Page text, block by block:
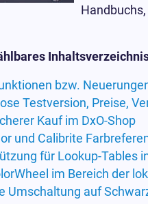
bzw.
Testversion, Preise,
Kauf im DxO-Shop
und Calibrite
für Lookup-Tables
im Bereich der
Umschaltung auf